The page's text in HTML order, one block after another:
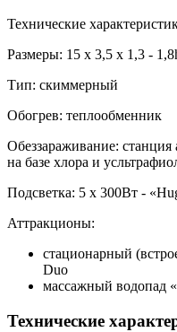
Технические
Размеры: 15 х 3,5 х 1,3 -
Тип: скиммерный
Обогрев: теплообменник
Обеззараживание: станция
на базе хлора и
Подсветка: 5 х 300Вт -
Аттракционы:
стационарный
Duo
массажный водопад
Технические